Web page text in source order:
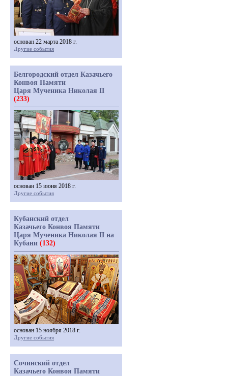
основан 22 марта 2018 г.
Другие события
Белгородский отдел Казачьего
Конвоя Памяти
Царя Мученика Николая II
(233)
основан 15 июня 2018 г.
Другие события
Кубанский отдел
Казачьего Конвоя Памяти
Царя Мученика Николая II на
Кубани (132)
основан 15 ноября 2018 г.
Другие события
Сочинский отдел
Казачьего Конвоя Памяти